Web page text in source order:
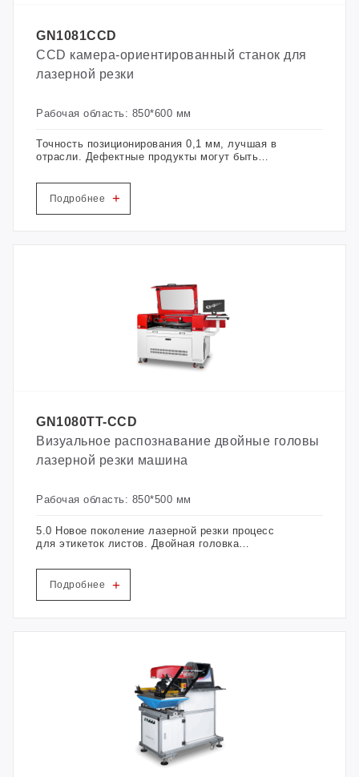
GN1081CCD
CCD камера-ориентированный станок для
лазерной резки
Рабочая область: 850*600 мм
Точность позиционирования 0,1 мм, лучшая в
отрасли. Дефектные продукты могут быть
этикеток для удовлетворения потребностей
различных продуктов. Экономия времени и
Подробнее +
GN1080TT-CCD
Визуальное распознавание двойные головы
лазерной резки машина
Рабочая область: 850*500 мм
5.0 Новое поколение лазерной резки процесс
для этикеток листов. Двойная головка
высокоточными системами визуальной
идентификации, может быстро распознавать
Подробнее +